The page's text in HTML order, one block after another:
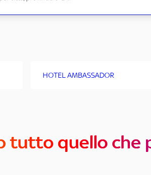
HOTEL AMBASSADOR
tutto quello che